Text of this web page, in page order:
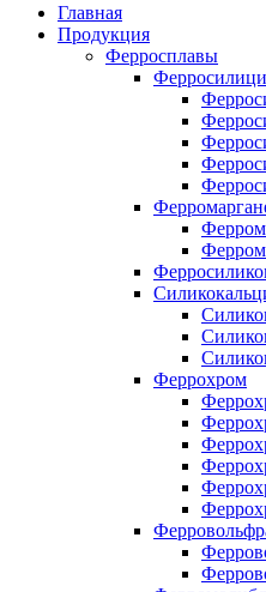
Главная
Продукция
Ферросплавы
Феррохром